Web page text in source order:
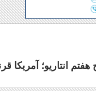
در موج هفتم انتاریو؛